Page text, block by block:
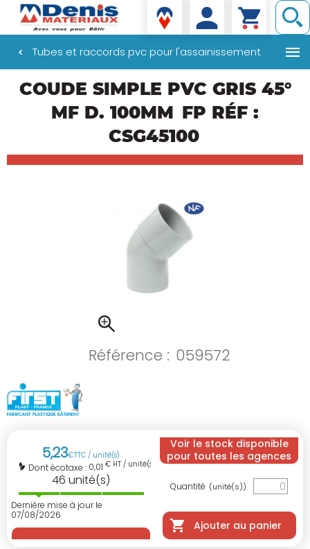
Denis matériaux
Tubes et raccords pvc pour l'assainissement
COUDE SIMPLE PVC GRIS 45°
MF D. 100MM FP RÉF :
CSG45100
Référence : 059572
5,23€TTC / unité(s)
Dont écotaxe : 0,01 € HT / unité(s)
46 unité(s)
Dernière mise à jour le
07/08/2026
Voir le stock disponible
pour toutes les agences
Quantité (unité(s))
Ajouter au panier